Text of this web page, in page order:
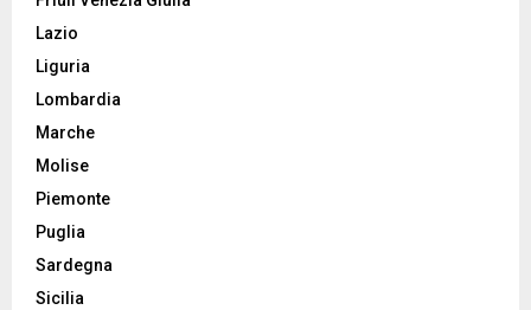
Lazio
Liguria
Lombardia
Marche
Molise
Piemonte
Puglia
Sardegna
Sicilia